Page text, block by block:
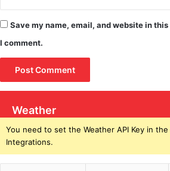
Save my name, email, and website in
I comment.
Weather
You need to set the Weather API Key in
Integrations.